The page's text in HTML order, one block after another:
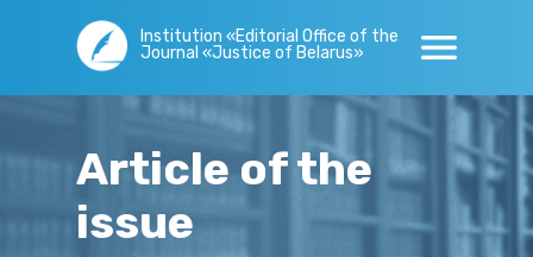
Institution «Editorial Office of the
Journal «Justice of Belarus»
Article of the
issue